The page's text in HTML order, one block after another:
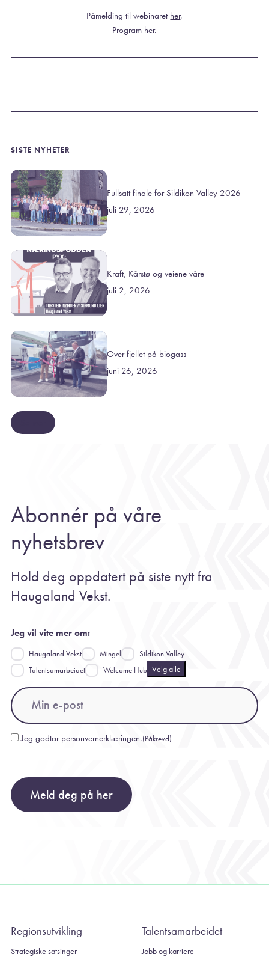
Påmelding til webinaret her.
Program her.
SISTE NYHETER
Fullsatt finale for Sildikon Valley 2026
juli 29, 2026
Kraft, Kårstø og veiene våre
juli 2, 2026
Over fjellet på biogass
juni 26, 2026
Abonnér på våre
nyhetsbrev
Hold deg oppdatert på siste nytt fra
Haugaland Vekst.
Jeg vil vite mer om:
Haugaland Vekst Mingel
Sildikon Valley
Talentsamarbeidet
Welcome Hub Velg alle
Email
Consent(Påkrevd)
Jeg godtar personvernerklæringen.(Påkrevd)
Meld deg på her
Regionsutvikling
Strategiske satsinger
Talentsamarbeidet
Jobb og karriere